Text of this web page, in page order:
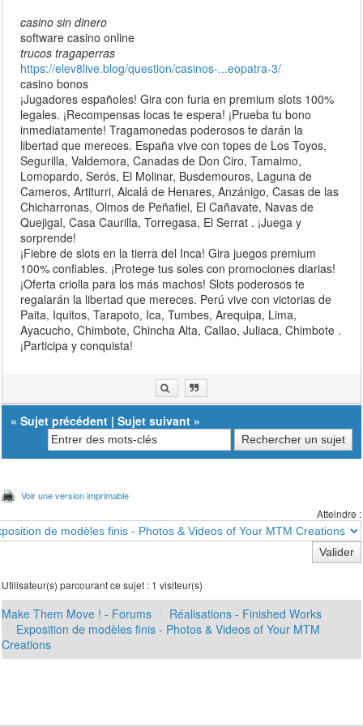
casino sin dinero
software casino online
trucos tragaperras
https://elev8live.blog/question/casinos-...eopatra-3/
casino bonos
¡Jugadores españoles! Gira con furia en premium slots 100%
legales. ¡Recompensas locas te espera! ¡Prueba tu bono
inmediatamente! Tragamonedas poderosos te darán la
libertad que mereces. España vive con topes de Los Toyos,
Segurilla, Valdemora, Canadas de Don Ciro, Tamaimo,
Lomopardo, Serós, El Molinar, Busdemouros, Laguna de
Cameros, Artiturri, Alcalá de Henares, Anzánigo, Casas de las
Chicharronas, Olmos de Peñafiel, El Cañavate, Navas de
Quejigal, Casa Caurilla, Torregasa, El Serrat . ¡Juega y
sorprende!
¡Fiebre de slots en la tierra del Inca! Gira juegos premium
100% confiables. ¡Protege tus soles con promociones diarias!
¡Oferta criolla para los más machos! Slots poderosos te
regalarán la libertad que mereces. Perú vive con victorias de
Paita, Iquitos, Tarapoto, Ica, Tumbes, Arequipa, Lima,
Ayacucho, Chimbote, Chincha Alta, Callao, Juliaca, Chimbote .
¡Participa y conquista!
«Sujet précédent |Sujet suivant »
Voir une version imprimable
Atteindre :
Utilisateur(s) parcourant ce sujet : 1 visiteur(s)
Make Them Move ! - Forums
Réalisations - Finished Works
Exposition de modèles finis - Photos & Videos of Your MTM
Creations